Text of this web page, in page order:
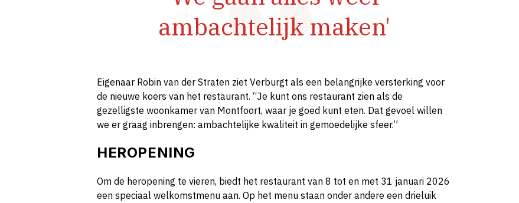
ambachtelijk maken'
Eigenaar Robin van der Straten ziet Verburgt als een belangrijke versterking voor
de nieuwe koers van het restaurant. “Je kunt ons restaurant zien als de
gezelligste woonkamer van Montfoort, waar je goed kunt eten. Dat gevoel willen
we er graag inbrengen: ambachtelijke kwaliteit in gemoedelijke sfeer.”
HEROPENING
Om de heropening te vieren, biedt het restaurant van 8 tot en met 31 januari 2026
een speciaal welkomstmenu aan. Op het menu staan onder andere een drieluik